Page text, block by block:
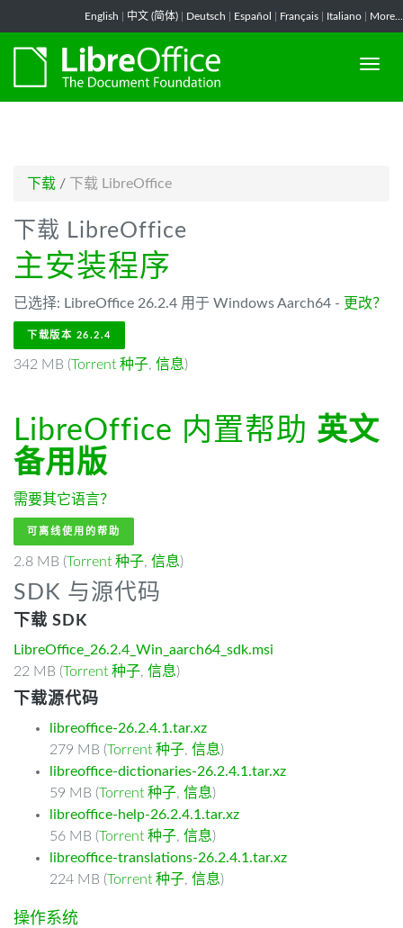
English 中文 (简体) Deutsch Español Français Italiano More...
下载 / 下载 LibreOffice
下载 LibreOffice
主安装程序
已选择: LibreOffice 26.2.4 用于 Windows Aarch64 - 更改？
下载版本 26.2.4
342 MB (Torrent 种子, 信息)
LibreOffice 内置帮助 英文
备用版
需要其它语言？
可离线使用的帮助
2.8 MB (Torrent 种子, 信息)
SDK 与源代码
下载 SDK
LibreOffice_26.2.4_Win_aarch64_sdk.msi
22 MB (Torrent 种子, 信息)
下载源代码
libreoffice-26.2.4.1.tar.xz
279 MB (Torrent 种子, 信息)
libreoffice-dictionaries-26.2.4.1.tar.xz
59 MB (Torrent 种子, 信息)
libreoffice-help-26.2.4.1.tar.xz
56 MB (Torrent 种子, 信息)
libreoffice-translations-26.2.4.1.tar.xz
224 MB (Torrent 种子, 信息)
操作系统